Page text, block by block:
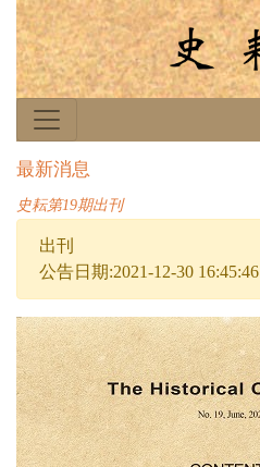
最新消息
史耘第19期出刊
出刊
公告日期:2021-12-30 16:45:46